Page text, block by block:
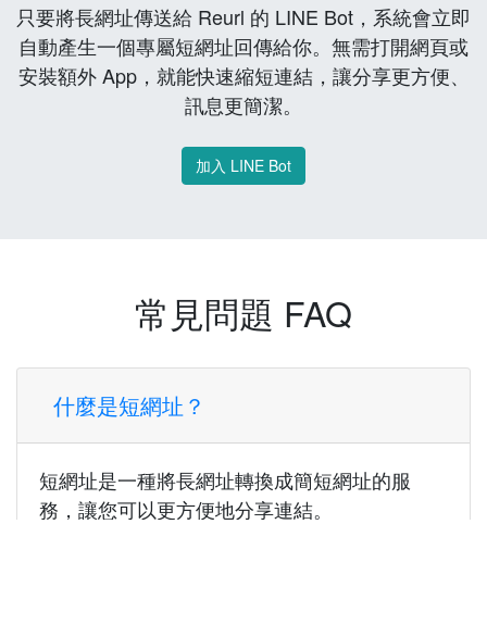
只要將長網址傳送給 Reurl 的 LINE Bot，系統會立即
自動產生一個專屬短網址回傳給你。無需打開網頁或
安裝額外 App，就能快速縮短連結，讓分享更方便、
訊息更簡潔。
加入 LINE Bot
常見問題 FAQ
什麼是短網址？
短網址是一種將長網址轉換成簡短網址的服
務，讓您可以更方便地分享連結。